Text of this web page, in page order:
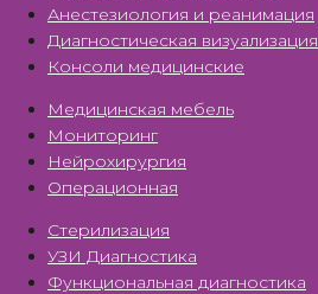
Анестезиология и реанимация
Диагностическая визуализация
Консоли медицинские
Медицинская мебель
Мониторинг
Нейрохирургия
Операционная
Стерилизация
УЗИ Диагностика
Функциональная диагностика